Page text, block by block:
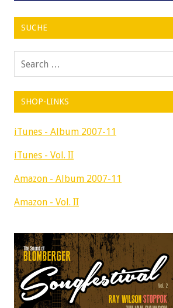
SUCHE
SHOP-LINKS
iTunes - Album 2007-11
iTunes - Vol. II
Amazon - Album 2007-11
Amazon - Vol. II